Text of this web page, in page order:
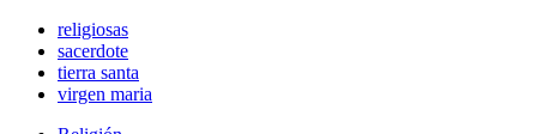
religiosas
sacerdote
tierra santa
virgen maria